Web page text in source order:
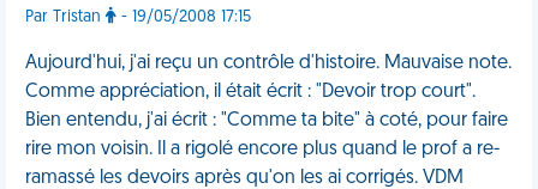
Par Tristan - 19/05/2008 17:15
Aujourd'hui, j'ai reçu un contrôle d'histoire. Mauvaise note.
Comme appréciation, il était écrit : "Devoir trop court".
Bien entendu, j'ai écrit : "Comme ta bite" à coté, pour faire
rire mon voisin. Il a rigolé encore plus quand le prof a re-
ramassé les devoirs après qu'on les ai corrigés. VDM